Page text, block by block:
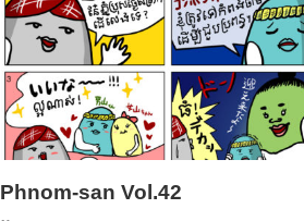
Phnom-san Vol.42